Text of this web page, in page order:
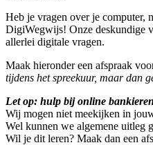
Heb je vragen over je computer,
DigiWegwijs! Onze deskundige
allerlei digitale vragen.
Maak hieronder een afspraak
tijdens het spreekuur, maar dan
Let op: hulp bij online bankieren
Wij mogen niet meekijken in
Wel kunnen we algemene uitleg
Wil je dit leren? Maak dan een